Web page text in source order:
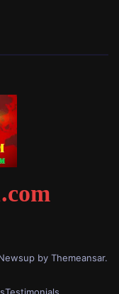
by Themeansar.